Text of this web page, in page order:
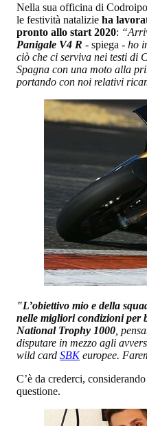
Nella sua officina di
le festività natalizie ha
pronto allo start 2020:
Panigale V4 R - spiega - ho
ciò che ci serviva nei testi di
Spagna con una moto alla
portando con noi relativi
"L’obiettivo mio e della
nelle migliori condizioni per
National Trophy 1000 ,
disputare in mezzo agli
wild card SBKeuropee.
C’è da crederci,
questione.